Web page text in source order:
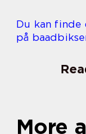
Du kan finde
på
More